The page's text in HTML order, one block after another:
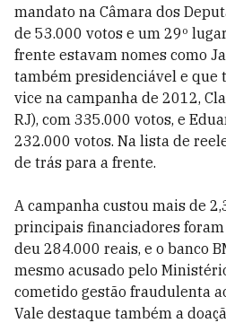
mandato na Câmara dos
de 53.000 votos e um 29º
frente estavam nomes como
também presidenciável e que
vice na campanha de 2012,
RJ), com 335.000 votos, e
232.000 votos. Na lista de
de trás para a frente.
A campanha custou mais de
principais financiadores
deu 284.000 reais, e o banco
mesmo acusado pelo
cometido gestão fraudulenta
Vale destaque também a